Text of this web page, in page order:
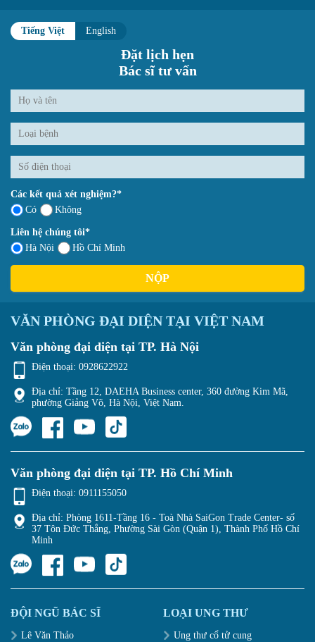
Tiếng Việt English
Đặt lịch hẹn
Bác sĩ tư vấn
Các kết quả xét nghiệm?*
Có
Không
Liên hệ chúng tôi*
Hà Nội
Hồ Chí Minh
NỘP
VĂN PHÒNG ĐẠI DIỆN TẠI VIỆT NAM
Văn phòng đại diện tại TP. Hà Nội
Điện thoại: 0928622922
Địa chỉ: Tầng 12, DAEHA Business center, 360 đường Kim Mã,
phường Giảng Võ, Hà Nội, Việt Nam.
Văn phòng đại diện tại TP. Hồ Chí Minh
Điện thoại: 0911155050
Địa chỉ: Phòng 1611-Tầng 16 - Toà Nhà SaiGon Trade Center- số
37 Tôn Đức Thắng, Phường Sài Gòn (Quận 1), Thành Phố Hồ Chí
Minh
ĐỘI NGŨ BÁC SĨ
Lê Văn Thảo
LOẠI UNG THƯ
Ung thư cổ tử cung